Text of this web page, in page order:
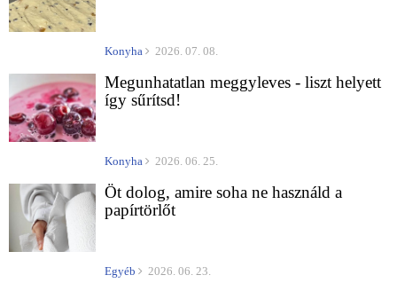
Konyha 2026. 07. 08.
Megunhatatlan meggyleves - liszt helyett
így sűrítsd!
Konyha 2026. 06. 25.
Öt dolog, amire soha ne használd a
papírtörlőt
Egyéb 2026. 06. 23.